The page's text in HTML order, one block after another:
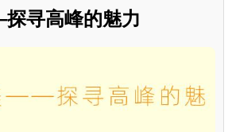
寻高峰的魅力